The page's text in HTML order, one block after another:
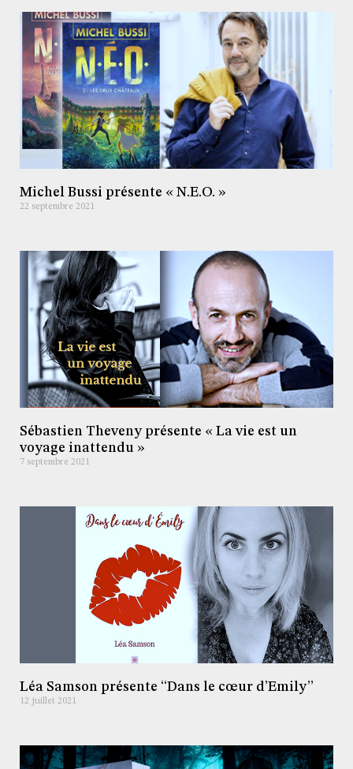
Michel Bussi présente « N.E.O. »
22 septembre 2021
Sébastien Theveny présente « La vie est un
voyage inattendu »
7 septembre 2021
Léa Samson présente “Dans le cœur d’Emily”
12 juillet 2021